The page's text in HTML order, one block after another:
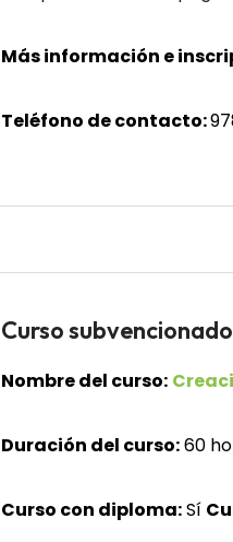
Más información e
Teléfono de contacto:
Curso
Nombre del curso:
Duración del curso:60
Curso con diploma:Sí